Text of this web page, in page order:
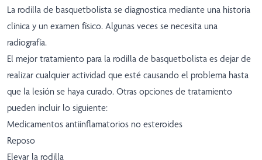
La rodilla de basquetbolista se diagnostica mediante una historia
clínica y un examen físico. Algunas veces se necesita una
radiografía.
El mejor tratamiento para la rodilla de basquetbolista es dejar de
realizar cualquier actividad que esté causando el problema hasta
que la lesión se haya curado. Otras opciones de tratamiento
pueden incluir lo siguiente:
Medicamentos antiinflamatorios no esteroides
Reposo
Elevar la rodilla